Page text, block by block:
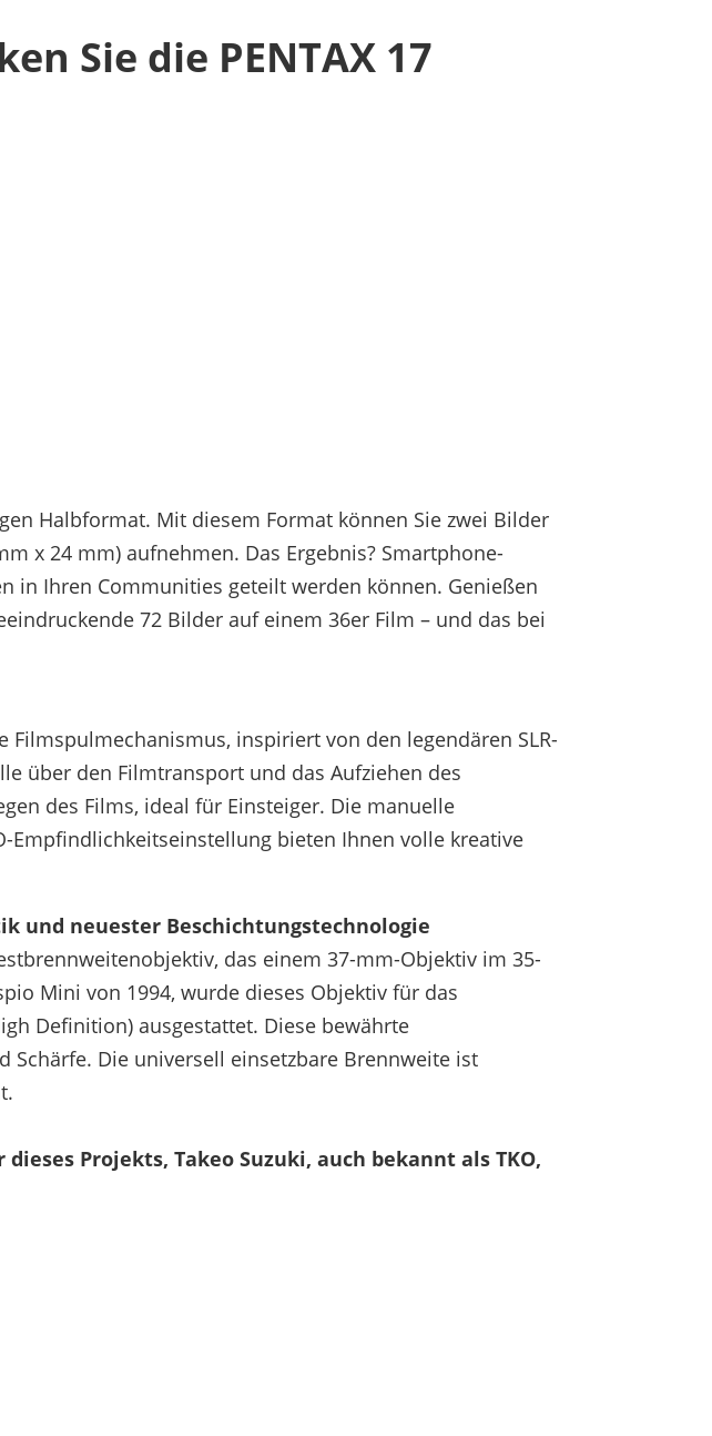
Sie die PENTAX 17
Halbformat. Mit diesem Format können Sie zwei Bilder
x 24 mm) aufnehmen. Das Ergebnis? Smartphone-
in Ihren Communities geteilt werden können. Genießen
72 Bilder auf einem 36er Film – und das bei
Filmspulmechanismus, inspiriert von den legendären SLR-
über den Filmtransport und das Aufziehen des
des Films, ideal für Einsteiger. Die manuelle
Empfindlichkeitseinstellung bieten Ihnen volle kreative
und neuester Beschichtungstechnologie
das einem 37-mm-Objektiv im 35-
Mini von 1994, wurde dieses Objektiv für das
Definition) ausgestattet. Diese bewährte
Die universell einsetzbare Brennweite ist
Projekts, Takeo Suzuki, auch bekannt als TKO,